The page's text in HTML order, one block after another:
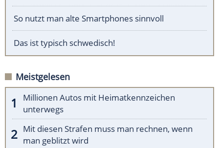
So nutzt man alte Smartphones sinnvoll
Das ist typisch schwedisch!
Meistgelesen
Millionen Autos mit Heimatkennzeichen
unterwegs
Mit diesen Strafen muss man rechnen, wenn
man geblitzt wird